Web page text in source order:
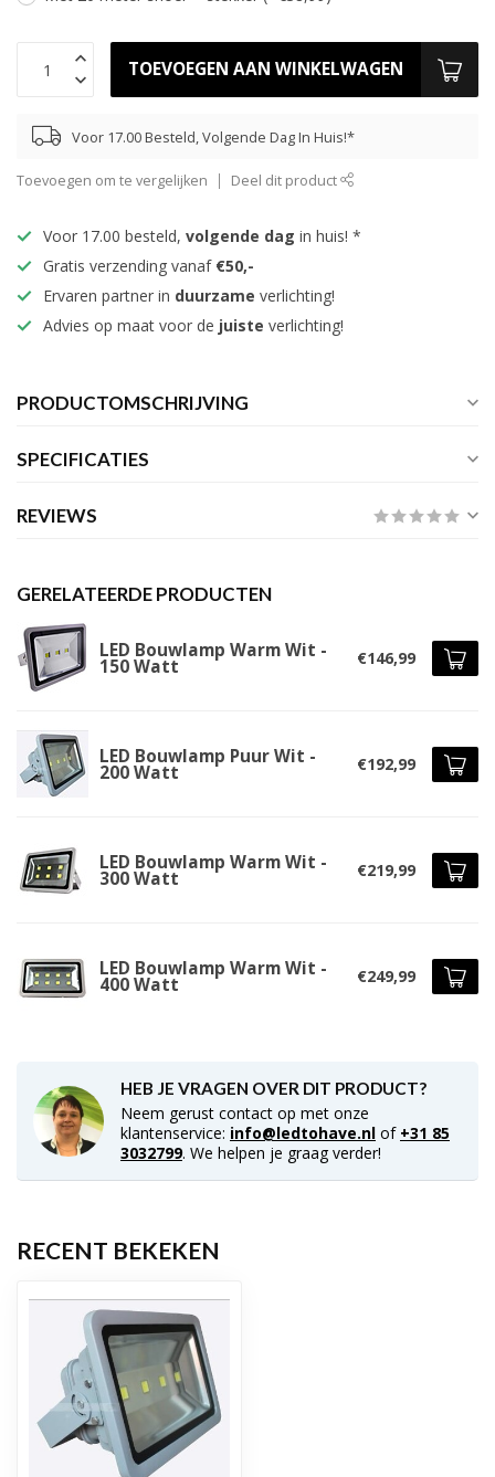
TOEVOEGEN AAN WINKELWAGEN
Voor 17.00 Besteld, Volgende Dag In Huis!*
Toevoegen om te vergelijken Deel dit product
Voor 17.00 besteld, volgende dag in huis! *
Gratis verzending vanaf €50,-
Ervaren partner in duurzame verlichting!
Advies op maat voor de juiste verlichting!
PRODUCTOMSCHRIJVING
SPECIFICATIES
REVIEWS
GERELATEERDE PRODUCTEN
LED Bouwlamp Warm Wit -
150 Watt €146,99
LED Bouwlamp Puur Wit -
200 Watt €192,99
LED Bouwlamp Warm Wit -
300 Watt €219,99
LED Bouwlamp Warm Wit -
400 Watt €249,99
HEB JE VRAGEN OVER DIT PRODUCT?
Neem gerust contact op met onze
klantenservice: info@ledtohave.nl of +31 85
3032799. We helpen je graag verder!
RECENT BEKEKEN